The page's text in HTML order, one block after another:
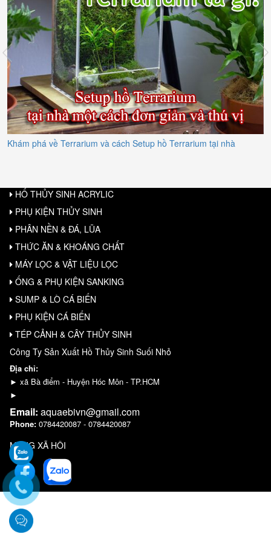
Khám phá về Terrarium và cách Setup hồ Terrarium tại nhà
prev
HỐ THỦY SINH ACRYLIC
PHỤ KIỆN THỦY SINH
PHÂN NỀN & ĐÁ, LŨA
THỨC ĂN & KHOÁNG CHẤT
MÁY LỌC & VẬT LIỆU LỌC
ỐNG & PHỤ KIỆN SANKING
SUMP & LÒ CÁ BIỂN
PHỤ KIỆN CÁ BIỂN
TÉP CẢNH & CÂY THỦY SINH
Công Ty Sản Xuất Hồ Thủy Sinh Suối Nhỏ
Địa chỉ:
► xã Bà điểm - Huyện Hóc Môn - TP.HCM
►
Email: aquaebivn@gmail.com
Phone: 0784420087 - 0784420087
MẠNG XÃ HỘI